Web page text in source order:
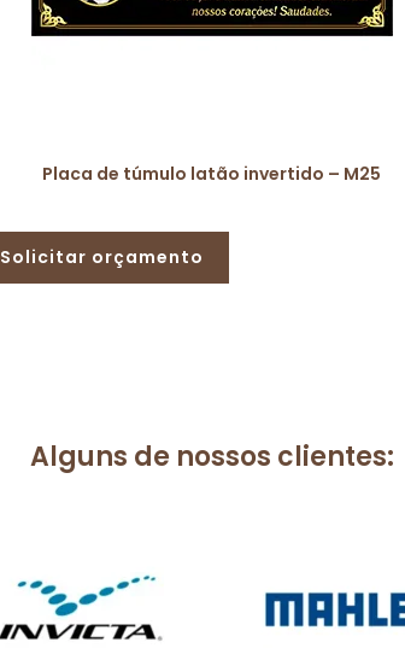
Placa de túmulo latão invertido – M25
Solicitar orçamento
Alguns de nossos clientes: